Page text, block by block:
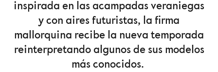
inspirada en las acampadas veraniegas
y con aires futuristas, la firma
mallorquina recibe la nueva temporada
reinterpretando algunos de sus modelos
más conocidos.